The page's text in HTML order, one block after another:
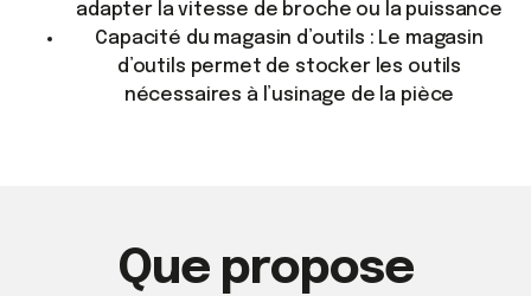
adapter la vitesse de broche ou la puissance
Capacité du magasin d’outils : Le magasin
d’outils permet de stocker les outils
nécessaires à l’usinage de la pièce
Que propose